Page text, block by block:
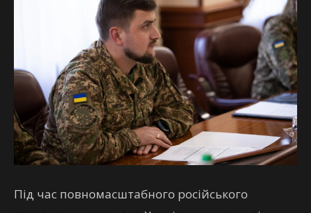
Під час повномасштабного російського